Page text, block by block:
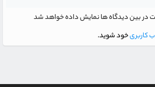
در بین دیدگاه ها نمایش داده خواهد شد
کاربریخود شوید.